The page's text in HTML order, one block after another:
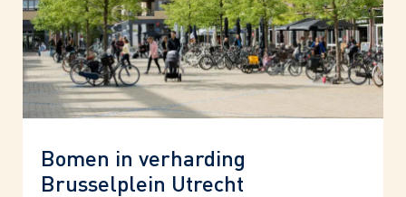
Bomen in verharding
Brusselplein Utrecht